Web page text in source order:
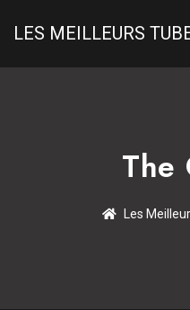
LES MEILLEURS
The
Les